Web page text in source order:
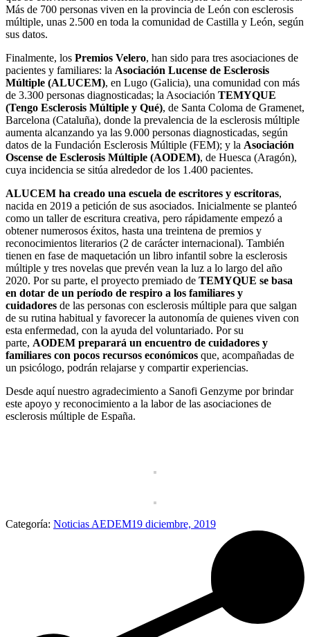
Más de 700 personas viven en la provincia de León con esclerosis
múltiple, unas 2.500 en toda la comunidad de Castilla y León, según
sus datos.
Finalmente, los Premios Velero, han sido para tres asociaciones de
pacientes y familiares: la Asociación Lucense de Esclerosis
Múltiple (ALUCEM), en Lugo (Galicia), una comunidad con más
de 3.300 personas diagnosticadas; la Asociación TEMYQUE
(Tengo Esclerosis Múltiple y Qué), de Santa Coloma de Gramenet,
Barcelona (Cataluña), donde la prevalencia de la esclerosis múltiple
aumenta alcanzando ya las 9.000 personas diagnosticadas, según
datos de la Fundación Esclerosis Múltiple (FEM); y la Asociación
Oscense de Esclerosis Múltiple (AODEM), de Huesca (Aragón),
cuya incidencia se sitúa alrededor de los 1.400 pacientes.
ALUCEM ha creado una escuela de escritores y escritoras,
nacida en 2019 a petición de sus asociados. Inicialmente se planteó
como un taller de escritura creativa, pero rápidamente empezó a
obtener numerosos éxitos, hasta una treintena de premios y
reconocimientos literarios (2 de carácter internacional). También
tienen en fase de maquetación un libro infantil sobre la esclerosis
múltiple y tres novelas que prevén vean la luz a lo largo del año
2020. Por su parte, el proyecto premiado de TEMYQUE se basa
en dotar de un período de respiro a los familiares y
cuidadores de las personas con esclerosis múltiple para que salgan
de su rutina habitual y favorecer la autonomía de quienes viven con
esta enfermedad, con la ayuda del voluntariado. Por su
parte, AODEM preparará un encuentro de cuidadores y
familiares con pocos recursos económicos que, acompañadas de
un psicólogo, podrán relajarse y compartir experiencias.
Desde aquí nuestro agradecimiento a Sanofi Genzyme por brindar
este apoyo y reconocimiento a la labor de las asociaciones de
esclerosis múltiple de España.
Categoría: Noticias AEDEM19 diciembre, 2019